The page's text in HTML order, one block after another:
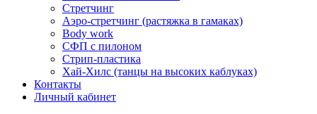
Стретчинг
Аэро-стретчинг (растяжка в гамаках)
Body work
СФП с пилоном
Стрип-пластика
Хай-Хилс (танцы на высоких каблуках)
Контакты
Личный кабинет